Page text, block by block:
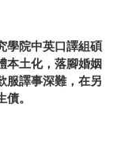
學院中英口譯組碩
本土化，落腳婚姻
服譯事深難，在另
。